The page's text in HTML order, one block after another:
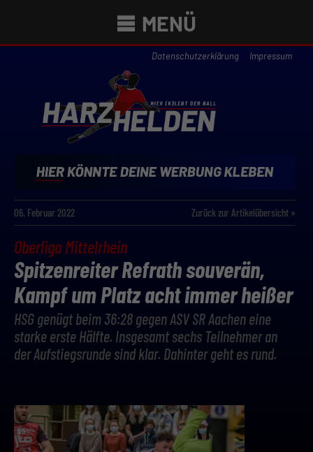
MENÜ
Datenschutzerklärung Impressum
06. Februar 2022 Zurück zur Artikelübersicht »
Oberliga Mittelrhein
Spitzenreiter Refrath souverän,
Kampf um Platz acht immer heißer
HSG genügt beim 36:28 gegen ASV SR Aachen eine
starke erste Hälfte. Insgesamt sechs Teilnehmer an
der Aufstiegsrunde sind klar. Dahinter geht es rund.